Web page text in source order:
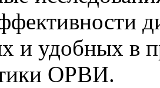
и удобных в
ОРВИ.